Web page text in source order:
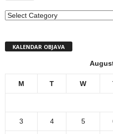
MENI
KALENDAR OBJAVA
M T W
3 4 5